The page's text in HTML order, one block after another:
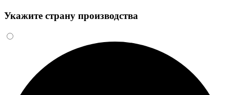
Укажите страну производства